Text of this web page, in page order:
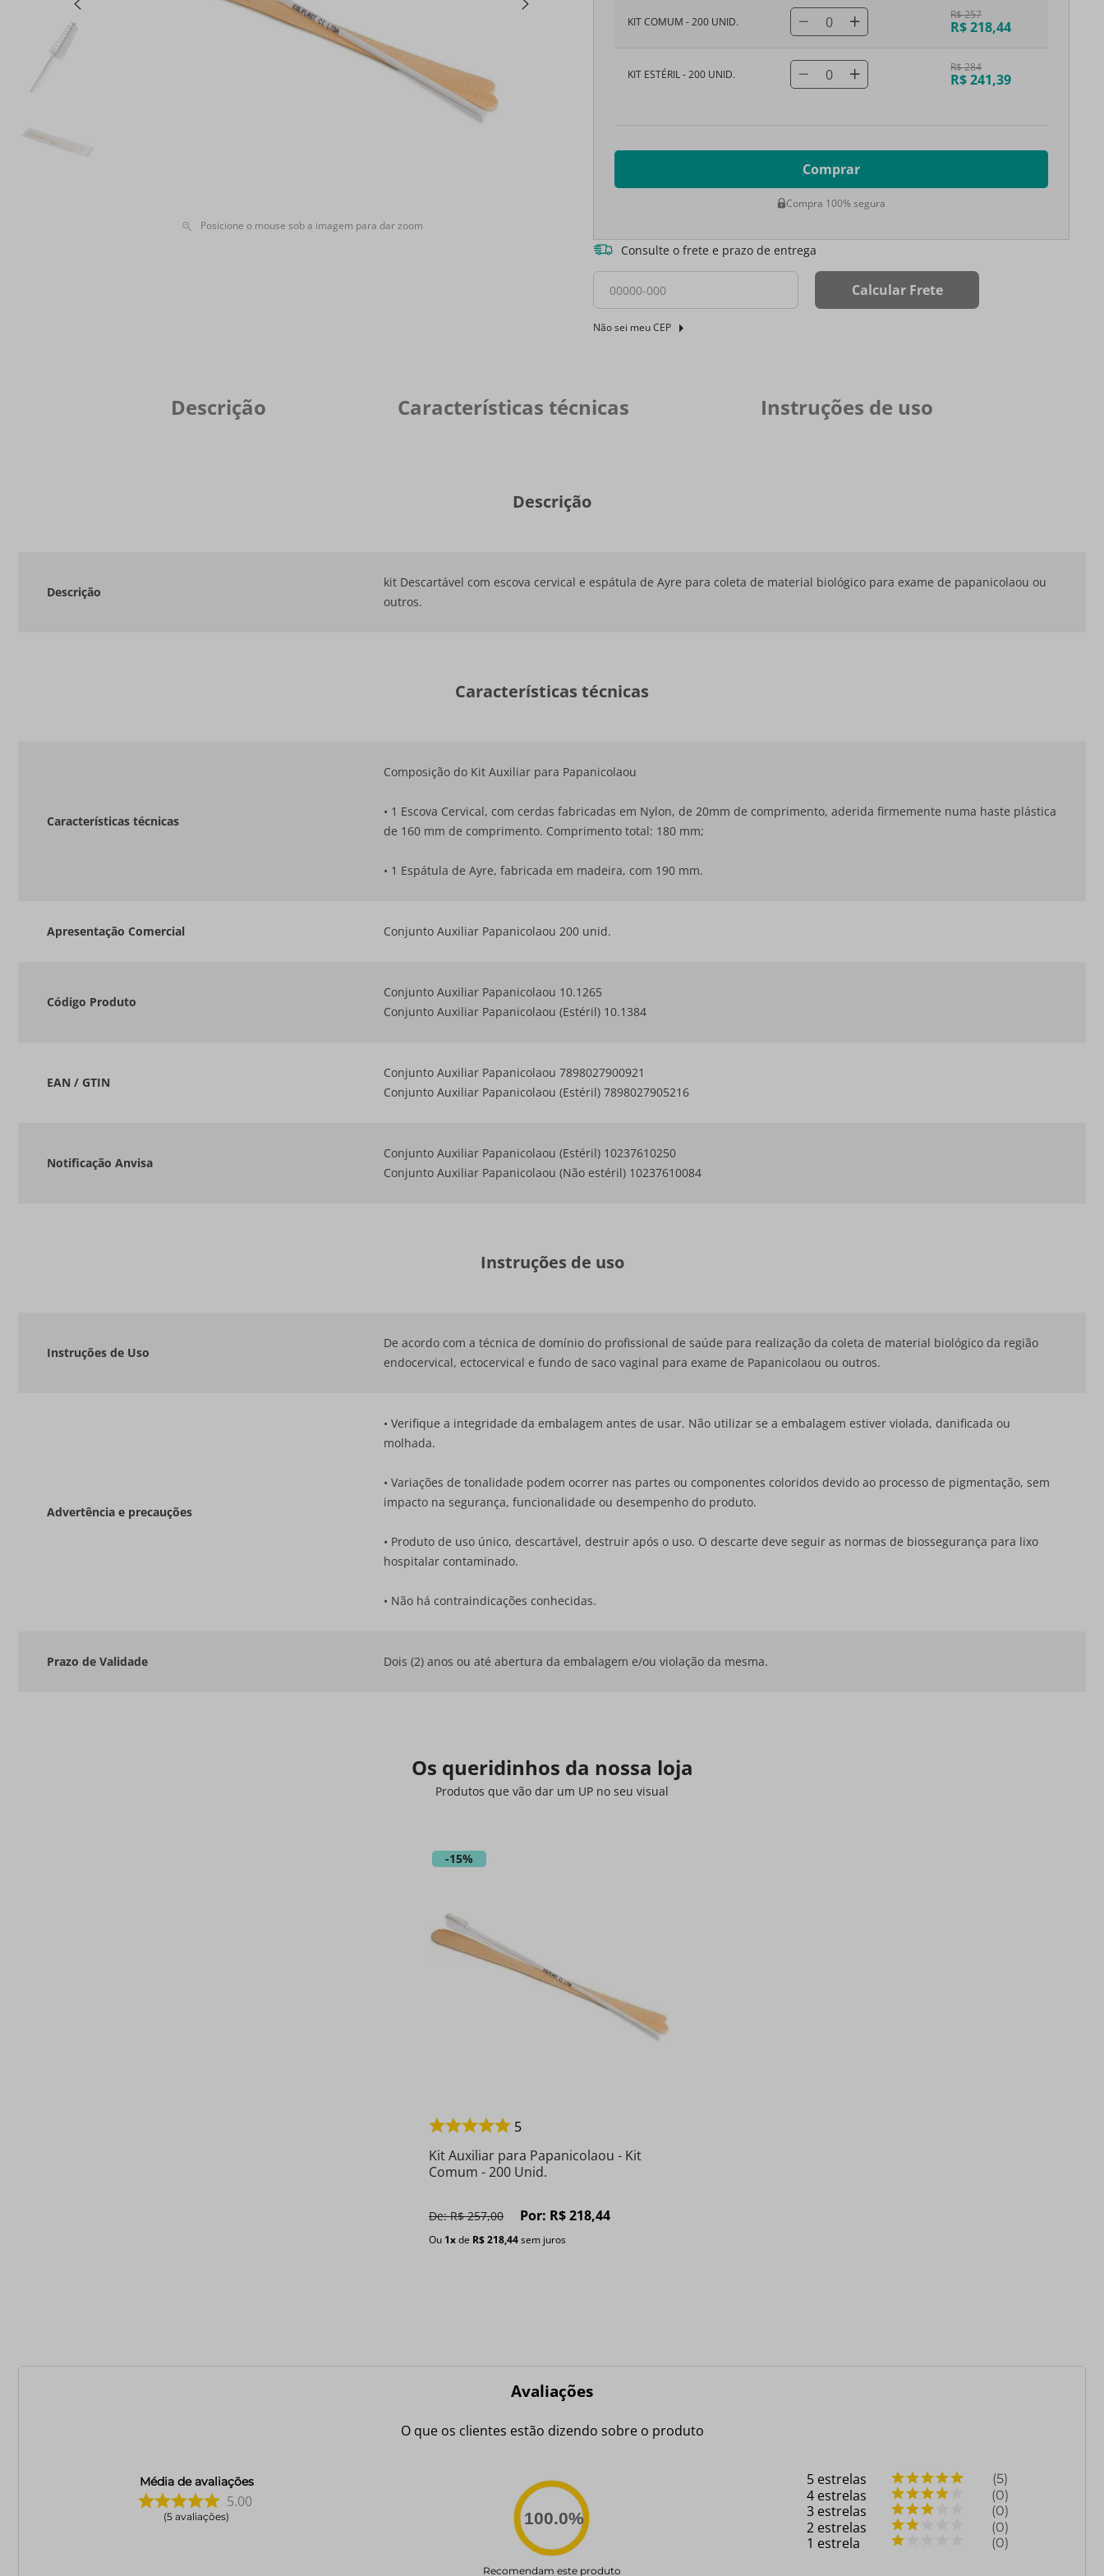
Posicione o mouse sob a imagem para dar zoom
KIT COMUM - 200 UNID. 0 R$ 257
R$ 218,44
KIT ESTÉRIL - 200 UNID. 0 R$ 284
R$ 241,39
Comprar
Compra 100% segura
Consulte o frete e prazo de entrega
Calcular Frete
Não sei meu CEP
Descrição Características técnicas Instruções de uso
Descrição
Descrição
kit Descartável com escova cervical e espátula de Ayre para coleta de material biológico para exame de papanicolaou ou
outros.
Características técnicas
Características técnicas
Composição do Kit Auxiliar para Papanicolaou
• 1 Escova Cervical, com cerdas fabricadas em Nylon, de 20mm de comprimento, aderida firmemente numa haste plástica
de 160 mm de comprimento. Comprimento total: 180 mm;
• 1 Espátula de Ayre, fabricada em madeira, com 190 mm.
Apresentação Comercial Conjunto Auxiliar Papanicolaou 200 unid.
Código Produto
Conjunto Auxiliar Papanicolaou 10.1265
Conjunto Auxiliar Papanicolaou (Estéril) 10.1384
EAN / GTIN
Conjunto Auxiliar Papanicolaou 7898027900921
Conjunto Auxiliar Papanicolaou (Estéril) 7898027905216
Notificação Anvisa
Conjunto Auxiliar Papanicolaou (Estéril) 10237610250
Conjunto Auxiliar Papanicolaou (Não estéril) 10237610084
Instruções de uso
Instruções de Uso
De acordo com a técnica de domínio do profissional de saúde para realização da coleta de material biológico da região
endocervical, ectocervical e fundo de saco vaginal para exame de Papanicolaou ou outros.
Advertência e precauções
• Verifique a integridade da embalagem antes de usar. Não utilizar se a embalagem estiver violada, danificada ou
molhada.
• Variações de tonalidade podem ocorrer nas partes ou componentes coloridos devido ao processo de pigmentação, sem
impacto na segurança, funcionalidade ou desempenho do produto.
• Produto de uso único, descartável, destruir após o uso. O descarte deve seguir as normas de biossegurança para lixo
hospitalar contaminado.
• Não há contraindicações conhecidas.
Prazo de Validade Dois (2) anos ou até abertura da embalagem e/ou violação da mesma.
Os queridinhos da nossa loja
Produtos que vão dar um UP no seu visual
-15%
5
Kit Auxiliar para Papanicolaou - Kit
Comum - 200 Unid.
De:R$ 257,00 Por: R$218,44
Ou 1xde R$218,44sem juros
Avaliações
O que os clientes estão dizendo sobre o produto
Média de avaliações
5.00
5 avaliações 100.0%
Recomendam este produto
5 estrelas
4 estrelas
3 estrelas
2 estrelas
1 estrela
5
0
0
0
0